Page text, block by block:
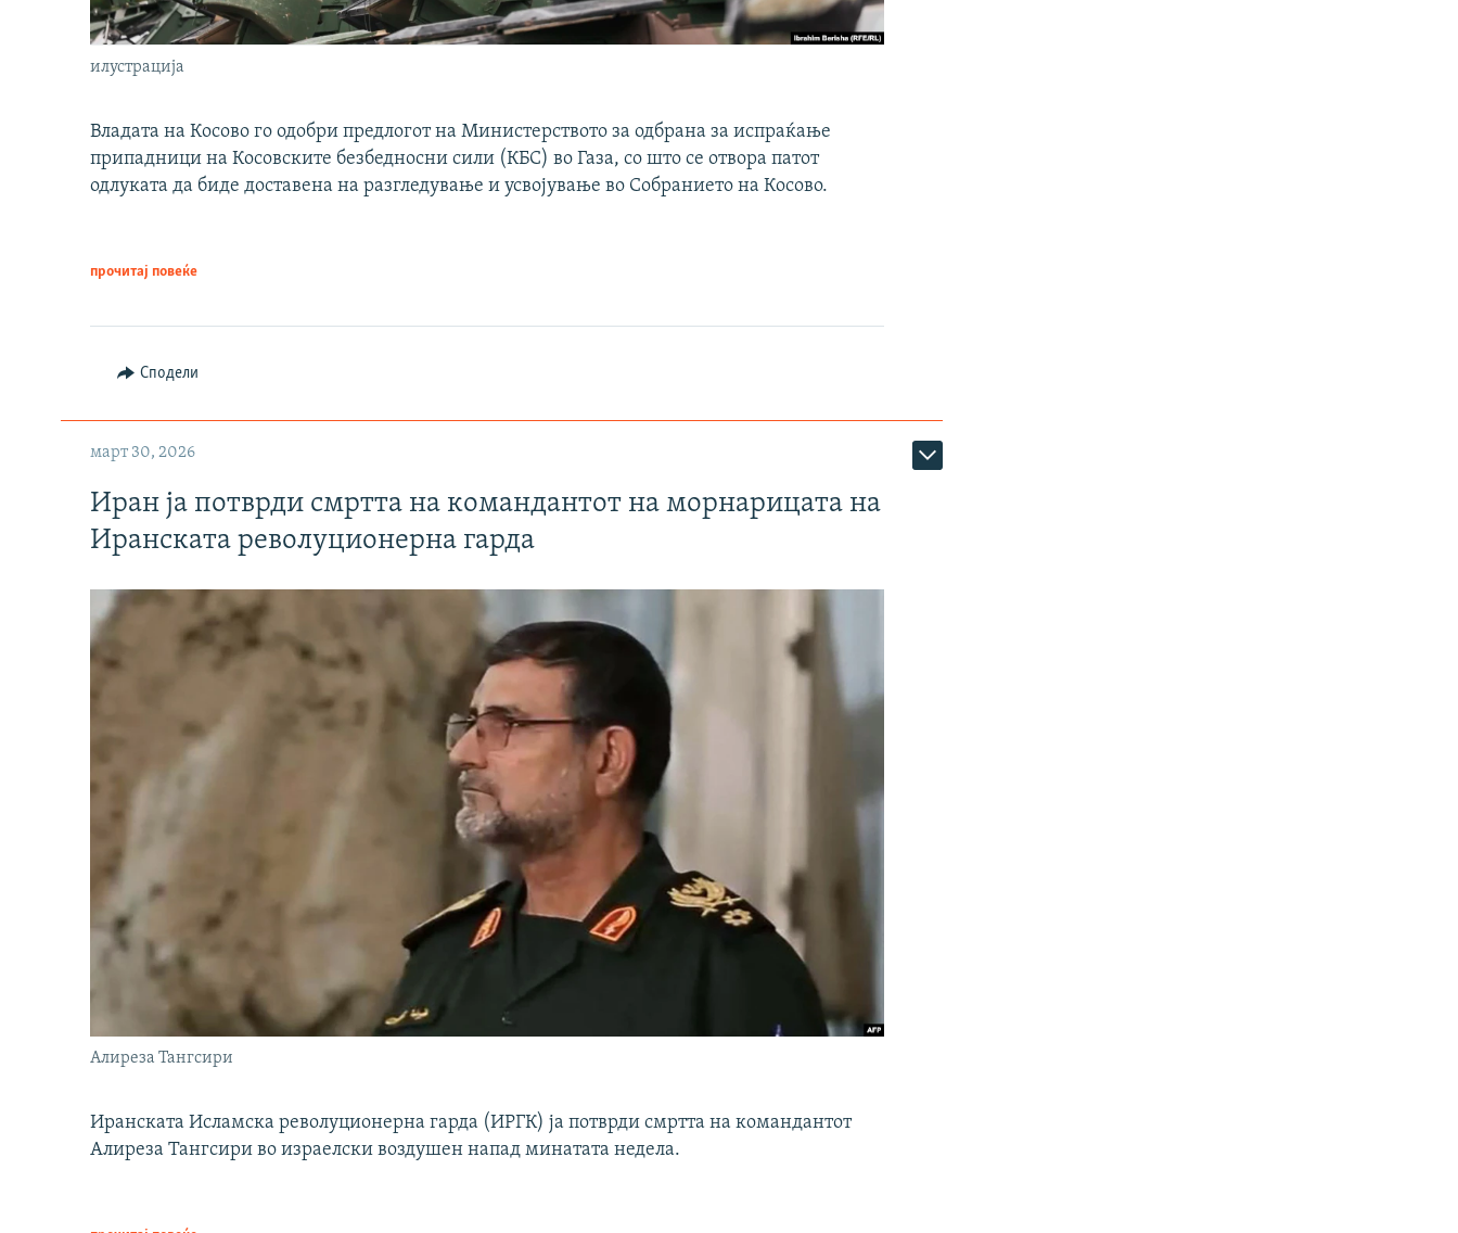
илустрација
Владата на Косово го одобри предлогот на Министерството за одбрана за испраќање
припадници на Косовските безбедносни сили (КБС) во Газа, со што се отвора патот
одлуката да биде доставена на разгледување и усвојување во Собранието на Косово.
прочитај повеќе
Сподели
март 30, 2026
Иран ја потврди смртта на командантот на морнарицата на
Иранската револуционерна гарда
Алиреза Тангсири
Иранската Исламска револуционерна гарда (ИРГК) ја потврди смртта на командантот
Алиреза Тангсири во израелски воздушен напад минатата недела.